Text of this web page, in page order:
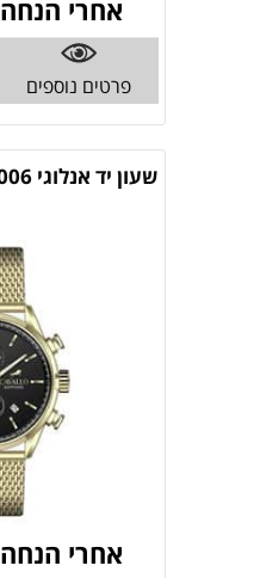
אחרי הנחה
פרטים נוספים
שעון יד אנלוגי CAVALLO CW176006
אחרי הנחה